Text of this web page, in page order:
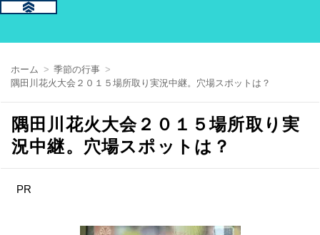
ホーム
季節の行事
隅田川花火大会２０１５場所取り実況中継。穴場スポットは？
隅田川花火大会２０１５場所取り実
況中継。穴場スポットは？
PR